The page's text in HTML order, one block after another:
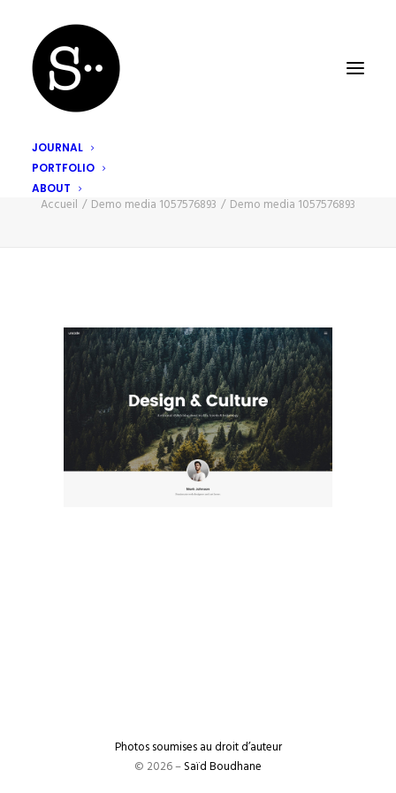
JOURNAL
PORTFOLIO
ABOUT
Accueil Demo media 1057576893 Demo media 1057576893
Photos soumises au droit d’auteur
© 2026 –Saïd Boudhane